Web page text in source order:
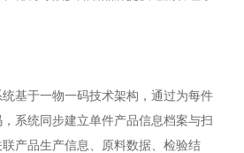
基于一物一码技术架构，通过为每件
系统同步建立单件产品信息档案与扫
产品生产信息、原料数据、检验结